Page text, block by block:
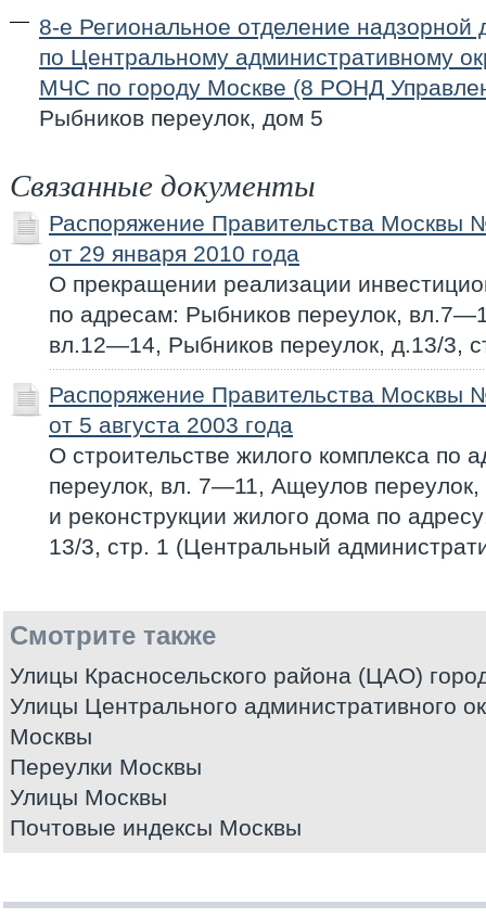
8-е Региональное отделение надзорной
по Центральному административному
МЧС по городу Москве (8 РОНД
Рыбников переулок, дом 5
Связанные документы
Распоряжение Правительства Москвы
от 29 января 2010 года
О прекращении реализации
по адресам: Рыбников переулок,
вл.12—14, Рыбников переулок, д.13/3,
Распоряжение Правительства Москвы
от 5 августа 2003 года
О строительстве жилого комплекса по
переулок, вл. 7—11, Ащеулов
и реконструкции жилого дома по
13/3, стр. 1 (Центральный
Смотрите также
Улицы Красносельского района (ЦАО)
Улицы Центрального административного
Москвы
Переулки Москвы
Улицы Москвы
Почтовые индексы Москвы